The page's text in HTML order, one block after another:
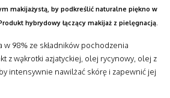
Partner Embryolisse
newslettera i otrzymaj rabat na zakupy
Zwrotów
Dostawy
makijażystą, by podkreślić naturalne piękno w
hybrydowy łączący makijaż z pielęgnacją.
w 98% ze składników pochodzenia
z wąkrotki azjatyckiej, olej rycynowy, olej z
intensywnie nawilżać skórę i zapewnić jej